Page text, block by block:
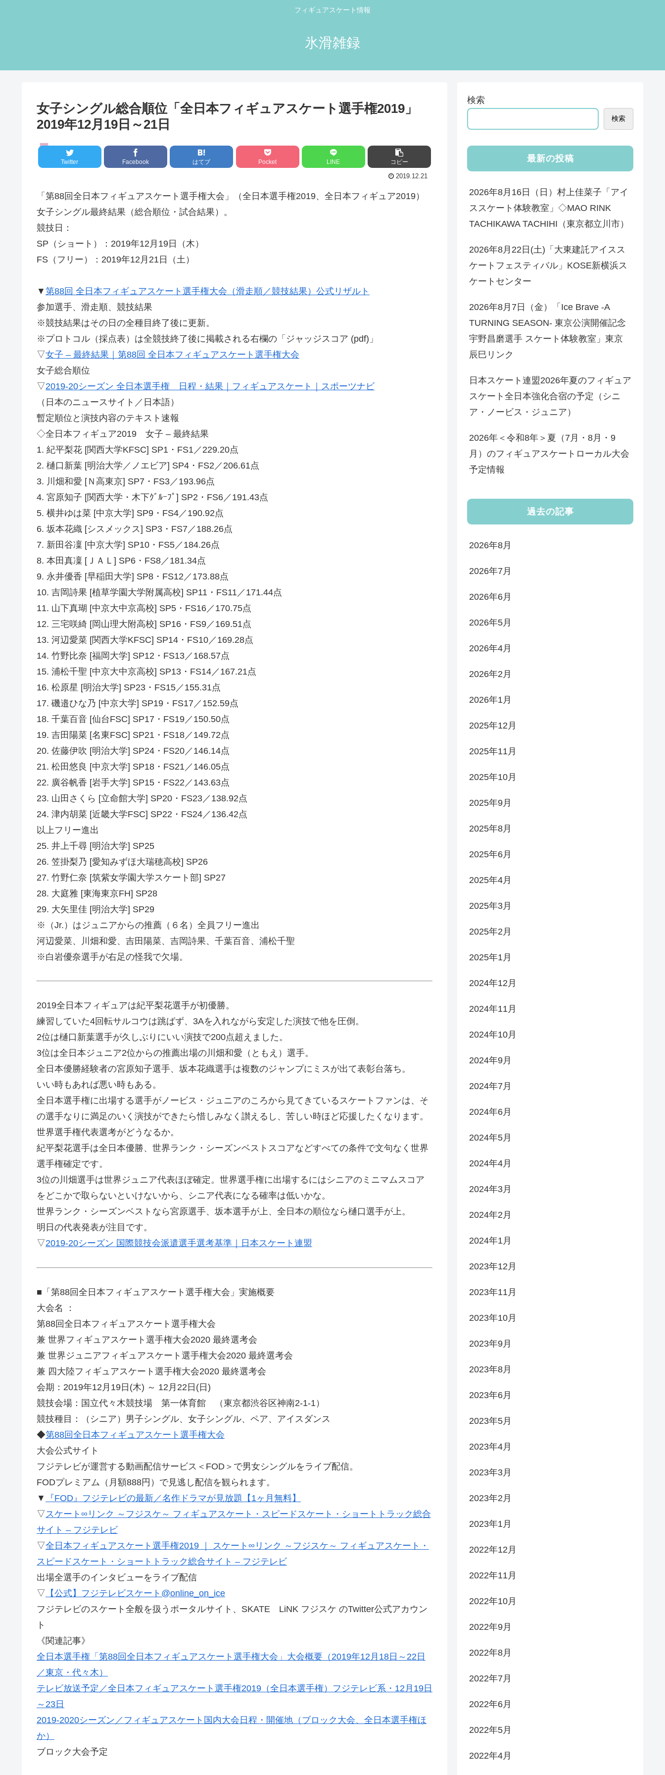
フィギュアスケート情報
氷滑雑録
女子シングル総合順位「全日本フィギュアスケート選手権2019」
2019年12月19日～21日
国内大会
Twitter Facebook はてブ Pocket LINE コピー
2019.12.21
「第88回全日本フィギュアスケート選手権大会」（全日本選手権2019、全日本フィギュア2019）
女子シングル最終結果（総合順位・試合結果）。
競技日：
SP（ショート）：2019年12月19日（木）
FS（フリー）：2019年12月21日（土）
▼ 第88回 全日本フィギュアスケート選手権大会（滑走順／競技結果）公式リザルト
参加選手、滑走順、競技結果
※競技結果はその日の全種目終了後に更新。
※プロトコル（採点表）は全競技終了後に掲載される右欄の「ジャッジスコア (pdf)」
▽女子 – 最終結果｜第88回 全日本フィギュアスケート選手権大会
女子総合順位
▽2019-20シーズン 全日本選手権 日程・結果｜フィギュアスケート｜スポーツナビ
（日本のニュースサイト／日本語）
暫定順位と演技内容のテキスト速報
◇全日本フィギュア2019 女子 – 最終結果
1. 紀平梨花 [関西大学KFSC] SP1・FS1／229.20点
2. 樋口新葉 [明治大学／ノエビア] SP4・FS2／206.61点
3. 川畑和愛 [Ｎ高東京] SP7・FS3／193.96点
4. 宮原知子 [関西大学・木下ｸﾞﾙｰﾌﾟ] SP2・FS6／191.43点
5. 横井ゆは菜 [中京大学] SP9・FS4／190.92点
6. 坂本花織 [シスメックス] SP3・FS7／188.26点
7. 新田谷凜 [中京大学] SP10・FS5／184.26点
8. 本田真凜 [ＪＡＬ] SP6・FS8／181.34点
9. 永井優香 [早稲田大学] SP8・FS12／173.88点
10. 吉岡詩果 [植草学園大学附属高校] SP11・FS11／171.44点
11. 山下真瑚 [中京大中京高校] SP5・FS16／170.75点
12. 三宅咲綺 [岡山理大附高校] SP16・FS9／169.51点
13. 河辺愛菜 [関西大学KFSC] SP14・FS10／169.28点
14. 竹野比奈 [福岡大学] SP12・FS13／168.57点
15. 浦松千聖 [中京大中京高校] SP13・FS14／167.21点
16. 松原星 [明治大学] SP23・FS15／155.31点
17. 磯邉ひな乃 [中京大学] SP19・FS17／152.59点
18. 千葉百音 [仙台FSC] SP17・FS19／150.50点
19. 吉田陽菜 [名東FSC] SP21・FS18／149.72点
20. 佐藤伊吹 [明治大学] SP24・FS20／146.14点
21. 松田悠良 [中京大学] SP18・FS21／146.05点
22. 廣谷帆香 [岩手大学] SP15・FS22／143.63点
23. 山田さくら [立命館大学] SP20・FS23／138.92点
24. 津内胡菜 [近畿大学FSC] SP22・FS24／136.42点
以上フリー進出
25. 井上千尋 [明治大学] SP25
26. 笠掛梨乃 [愛知みずほ大瑞穂高校] SP26
27. 竹野仁奈 [筑紫女学園大学スケート部] SP27
28. 大庭雅 [東海東京FH] SP28
29. 大矢里佳 [明治大学] SP29
※（Jr.）はジュニアからの推薦（６名）全員フリー進出
河辺愛菜、川畑和愛、吉田陽菜、吉岡詩果、千葉百音、浦松千聖
※白岩優奈選手が右足の怪我で欠場。
2019全日本フィギュアは紀平梨花選手が初優勝。
練習していた4回転サルコウは跳ばず、3Aを入れながら安定した演技で他を圧倒。
2位は樋口新葉選手が久しぶりにいい演技で200点超えました。
3位は全日本ジュニア2位からの推薦出場の川畑和愛（ともえ）選手。
全日本優勝経験者の宮原知子選手、坂本花織選手は複数のジャンプにミスが出て表彰台落ち。
いい時もあれば悪い時もある。
全日本選手権に出場する選手がノービス・ジュニアのころから見てきているスケートファンは、そ
の選手なりに満足のいく演技ができたら惜しみなく讃えるし、苦しい時ほど応援したくなります。
世界選手権代表選考がどうなるか。
紀平梨花選手は全日本優勝、世界ランク・シーズンベストスコアなどすべての条件で文句なく世界
選手権確定です。
3位の川畑選手は世界ジュニア代表ほぼ確定。世界選手権に出場するにはシニアのミニマムスコア
をどこかで取らないといけないから、シニア代表になる確率は低いかな。
世界ランク・シーズンベストなら宮原選手、坂本選手が上、全日本の順位なら樋口選手が上。
明日の代表発表が注目です。
▽2019-20シーズン 国際競技会派遣選手選考基準｜日本スケート連盟
■「第88回全日本フィギュアスケート選手権大会」実施概要
大会名 ：
第88回全日本フィギュアスケート選手権大会
兼 世界フィギュアスケート選手権大会2020 最終選考会
兼 世界ジュニアフィギュアスケート選手権大会2020 最終選考会
兼 四大陸フィギュアスケート選手権大会2020 最終選考会
会期：2019年12月19日(木) ～ 12月22日(日)
競技会場：国立代々木競技場 第一体育館 （東京都渋谷区神南2-1-1）
競技種目：（シニア）男子シングル、女子シングル、ペア、アイスダンス
◆第88回全日本フィギュアスケート選手権大会
大会公式サイト
フジテレビが運営する動画配信サービス＜FOD＞で男女シングルをライブ配信。
FODプレミアム（月額888円）で見逃し配信を観られます。
▼
『FOD』フジテレビの最新／名作ドラマが見放題【1ヶ月無料】
▽スケート∞リンク ～フジスケ～ フィギュアスケート・スピードスケート・ショートトラック総合
サイト – フジテレビ
▽全日本フィギュアスケート選手権2019 ｜ スケート∞リンク ～フジスケ～ フィギュアスケート・
スピードスケート・ショートトラック総合サイト – フジテレビ
出場全選手のインタビューをライブ配信
▽ 【公式】フジテレビスケート@online_on_ice
フジテレビのスケート全般を扱うポータルサイト、SKATE LiNK フジスケ のTwitter公式アカウン
ト
《関連記事》
全日本選手権「第88回全日本フィギュアスケート選手権大会」大会概要（2019年12月18日～22日
／東京・代々木）
テレビ放送予定／全日本フィギュアスケート選手権2019（全日本選手権）フジテレビ系・12月19日
～23日
2019-2020シーズン／フィギュアスケート国内大会日程・開催地（ブロック大会、全日本選手権ほ
か）
ブロック大会予定
検索
検索
最新の投稿
2026年8月16日（日）村上佳菜子「アイ
ススケート体験教室」◇MAO RINK
TACHIKAWA TACHIHI（東京都立川市）
2026年8月22日(土)「大東建託アイスス
ケートフェスティバル」KOSE新横浜ス
ケートセンター
2026年8月7日（金）「Ice Brave -A
TURNING SEASON- 東京公演開催記念
宇野昌磨選手 スケート体験教室」東京
辰巳リンク
日本スケート連盟2026年夏のフィギュア
スケート全日本強化合宿の予定（シニ
ア・ノービス・ジュニア）
2026年＜令和8年＞夏（7月・8月・9
月）のフィギュアスケートローカル大会
予定情報
過去の記事
2026年8月
2026年7月
2026年6月
2026年5月
2026年4月
2026年2月
2026年1月
2025年12月
2025年11月
2025年10月
2025年9月
2025年8月
2025年6月
2025年4月
2025年3月
2025年2月
2025年1月
2024年12月
2024年11月
2024年10月
2024年9月
2024年7月
2024年6月
2024年5月
2024年4月
2024年3月
2024年2月
2024年1月
2023年12月
2023年11月
2023年10月
2023年9月
2023年8月
2023年6月
2023年5月
2023年4月
2023年3月
2023年2月
2023年1月
2022年12月
2022年11月
2022年10月
2022年9月
2022年8月
2022年7月
2022年6月
2022年5月
2022年4月